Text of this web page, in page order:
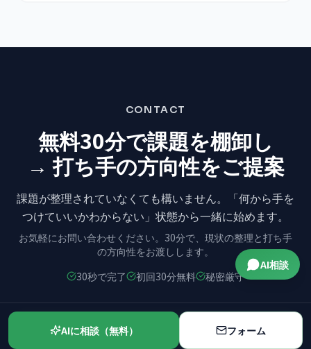
CONTACT
無料30分で課題を棚卸し
→ 打ち手の方向性をご提案
課題が整理されていなくても構いません。
「何から手を
つけていいかわからない」状態から一緒に始めます。
お気軽にお問い合わせください。 30分で、現状の整理と打ち手
の方向性をお渡しします。
30秒で完了
初回30分無料 秘密厳守
042-445-5602
AIに相談（無料） フォーム
AI相談